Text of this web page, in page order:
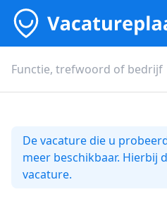
De vacature die u
meer beschikbaar. Hierbij
vacature.